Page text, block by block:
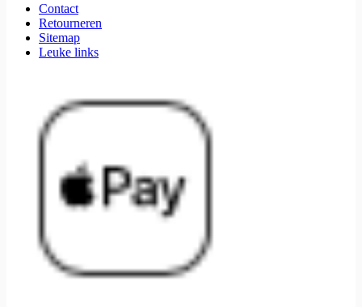
Contact
Retourneren
Sitemap
Leuke links